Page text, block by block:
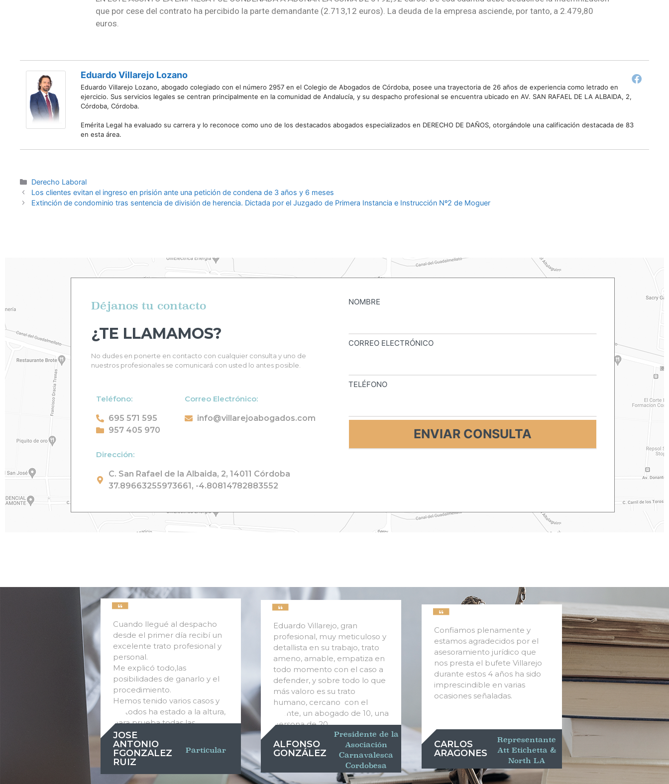
que por cese del contrato ha percibido la parte demandante (2.713,12 euros). La deuda de la empresa asciende, por tanto, a 2.479,80
euros.
Eduardo Villarejo Lozano
Eduardo Villarejo Lozano, abogado colegiado con el número 2957 en el Colegio de Abogados de Córdoba, posee una trayectoria de 26 años de experiencia como letrado en
ejercicio. Sus servicios legales se centran principalmente en la comunidad de Andalucía, y su despacho profesional se encuentra ubicado en AV. SAN RAFAEL DE LA ALBAIDA, 2,
Córdoba, Córdoba.
Emérita Legal ha evaluado su carrera y lo reconoce como uno de los destacados abogados especializados en DERECHO DE DAÑOS, otorgándole una calificación destacada de 83
en esta área.
Derecho Laboral
Los clientes evitan el ingreso en prisión ante una petición de condena de 3 años y 6 meses
Extinción de condominio tras sentencia de división de herencia. Dictada por el Juzgado de Primera Instancia e Instrucción Nº2 de Moguer
Déjanos tu contacto
¿TE LLAMAMOS?
No dudes en ponerte en contacto con cualquier consulta y uno de
nuestros profesionales se comunicará con usted lo antes posible.
Teléfono:
695 571 595
957 405 970
Correo Electrónico:
info@villarejoabogados.com
Dirección:
C. San Rafael de la Albaida, 2, 14011 Córdoba
37.89663255973661, -4.80814782883552
NOMBRE
CORREO ELECTRÓNICO
TELÉFONO
Cuando llegué al despacho
desde el primer día recibí un
excelente trato profesional y
personal.
Me explicó todo,las
posibilidades de ganarlo y el
procedimiento.
Hemos tenido varios casos y
en todos ha estado a la altura,
para prueba todas las
sentencias favorables.
JOSE
ANTONIO
FGONZALEZ
RUIZ
Particular
Eduardo Villarejo, gran
profesional, muy meticuloso y
detallista en su trabajo, trato
ameno, amable, empatiza en
todo momento con el caso a
defender, y sobre todo lo que
más valoro es su trato
humano, cercano con el
cliente, un abogado de 10, una
persona de 20.
ALFONSO
GONZÁLEZ
Presidente de la
Asociación
Carnavalesca
Cordobesa
Confiamos plenamente y
estamos agradecidos por el
asesoramiento jurídico que
nos presta el bufete Villarejo
durante estos 4 años ha sido
imprescindible en varias
ocasiones señaladas.
CARLOS
ARAGONES
Representante
Att Etichetta &
North LA